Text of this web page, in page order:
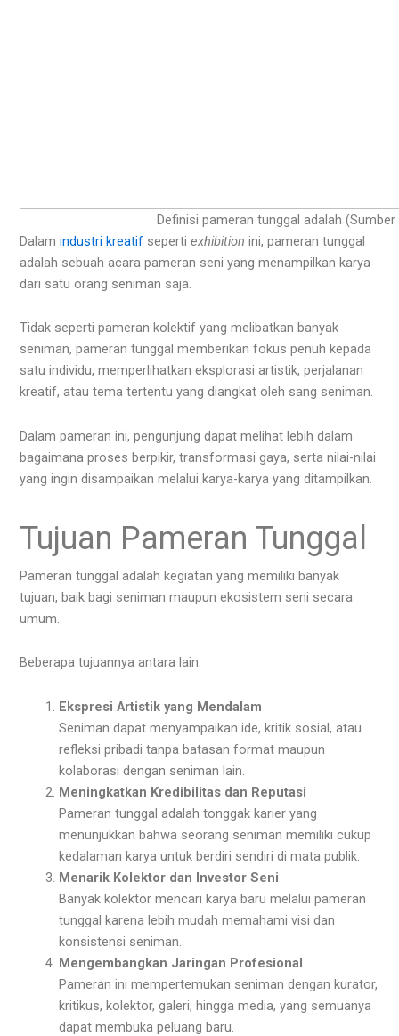
Definisi pameran tunggal adalah
Dalamindustri kreatif sepertiexhibition ini, pameran tunggal
adalah sebuah acara pameran seni yang menampilkan karya
dari satu orang seniman saja.
Tidak seperti pameran kolektif yang melibatkan banyak
seniman, pameran tunggal memberikan fokus penuh kepada
satu individu, memperlihatkan eksplorasi artistik, perjalanan
kreatif, atau tema tertentu yang diangkat oleh sang seniman.
Dalam pameran ini, pengunjung dapat melihat lebih dalam
bagaimana proses berpikir, transformasi gaya, serta nilai-nilai
yang ingin disampaikan melalui karya-karya yang ditampilkan.
Tujuan Pameran Tunggal
Pameran tunggal adalah kegiatan yang memiliki banyak
tujuan, baik bagi seniman maupun ekosistem seni secara
umum.
Beberapa tujuannya antara lain:
Ekspresi Artistik yang Mendalam
Seniman dapat menyampaikan ide, kritik sosial, atau
refleksi pribadi tanpa batasan format maupun
kolaborasi dengan seniman lain.
Meningkatkan Kredibilitas dan Reputasi
Pameran tunggal adalah tonggak karier yang
menunjukkan bahwa seorang seniman memiliki cukup
kedalaman karya untuk berdiri sendiri di mata publik.
Menarik Kolektor dan Investor Seni
Banyak kolektor mencari karya baru melalui pameran
tunggal karena lebih mudah memahami visi dan
konsistensi seniman.
Mengembangkan Jaringan Profesional
Pameran ini mempertemukan seniman dengan kurator,
kritikus, kolektor, galeri, hingga media, yang semuanya
dapat membuka peluang baru.